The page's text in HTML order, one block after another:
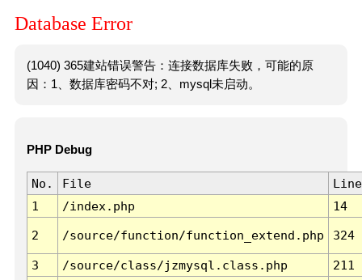
Database Error
(1040) 365建站错误警告：连接数据库失败，可能的原
因：1、数据库密码不对; 2、mysql未启动。
PHP Debug
No. File
Line
1
/index.php 14
2 /source/function/function_extend.php 324
3 /source/class/jzmysql.class.php
211